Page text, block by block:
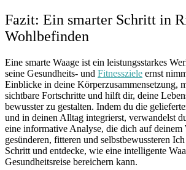
Fazit: Ein smarter Schritt in
Wohlbefinden
Eine smarte Waage ist ein leistungsstarkes
seine Gesundheits- und Fitnessziele ernst
Einblicke in deine Körperzusammensetzung,
sichtbare Fortschritte und hilft dir, deine
bewusster zu gestalten. Indem du die
und in deinen Alltag integrierst, verwandelst
eine informative Analyse, die dich auf deinem
gesünderen, fitteren und selbstbewussteren
Schritt und entdecke, wie eine intelligente
Gesundheitsreise bereichern kann.